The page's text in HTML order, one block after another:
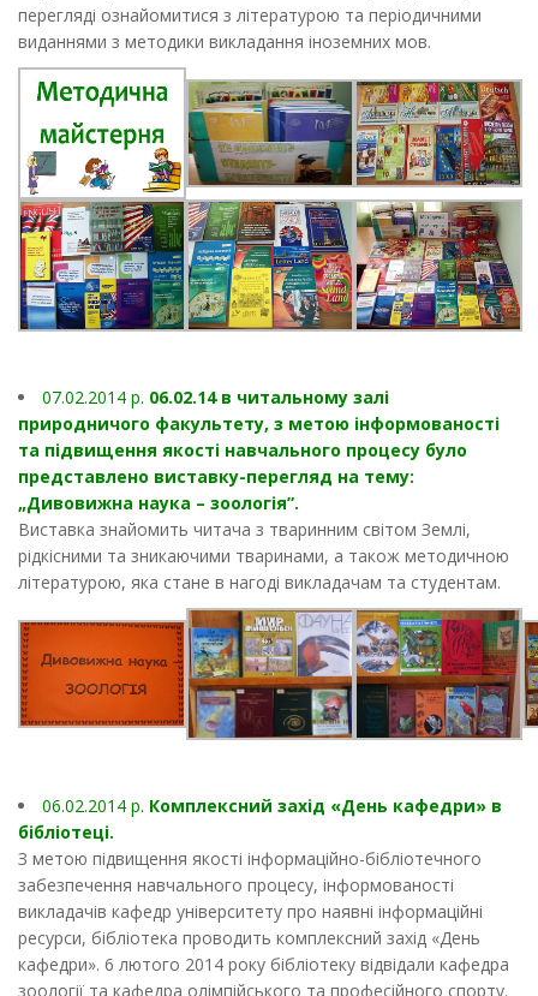
перегляді ознайомитися з літературою та періодичними
виданнями з методики викладання іноземних мов.
07.02.2014 p. 06.02.14 в читальному залі
природничого факультету, з метою інформованості
та підвищення якості навчального процесу було
представлено виставку-перегляд на тему:
„Дивовижна наука – зоологія”.
Виставка знайомить читача з тваринним світом Землі,
рідкісними та зникаючими тваринами, а також методичною
літературою, яка стане в нагоді викладачам та студентам.
06.02.2014 p. Комплексний захід «День кафедри» в
бібліотеці.
З метою підвищення якості інформаційно-бібліотечного
забезпечення навчального процесу, інформованості
викладачів кафедр університету про наявні інформаційні
ресурси, бібліотека проводить комплексний захід «День
кафедри». 6 лютого 2014 року бібліотеку відвідали кафедра
зоології та кафедра олімпійського та професійного спорту.